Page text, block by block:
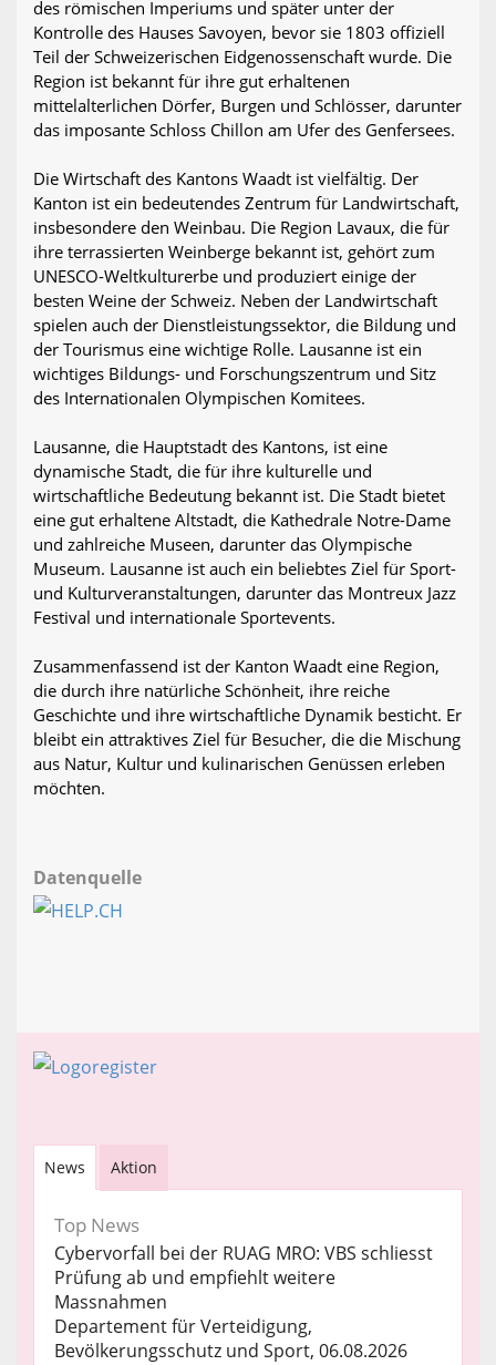
des römischen Imperiums und später unter der
Kontrolle des Hauses Savoyen, bevor sie 1803 offiziell
Teil der Schweizerischen Eidgenossenschaft wurde. Die
Region ist bekannt für ihre gut erhaltenen
mittelalterlichen Dörfer, Burgen und Schlösser, darunter
das imposante Schloss Chillon am Ufer des Genfersees.
Die Wirtschaft des Kantons Waadt ist vielfältig. Der
Kanton ist ein bedeutendes Zentrum für Landwirtschaft,
insbesondere den Weinbau. Die Region Lavaux, die für
ihre terrassierten Weinberge bekannt ist, gehört zum
UNESCO-Weltkulturerbe und produziert einige der
besten Weine der Schweiz. Neben der Landwirtschaft
spielen auch der Dienstleistungssektor, die Bildung und
der Tourismus eine wichtige Rolle. Lausanne ist ein
wichtiges Bildungs- und Forschungszentrum und Sitz
des Internationalen Olympischen Komitees.
Lausanne, die Hauptstadt des Kantons, ist eine
dynamische Stadt, die für ihre kulturelle und
wirtschaftliche Bedeutung bekannt ist. Die Stadt bietet
eine gut erhaltene Altstadt, die Kathedrale Notre-Dame
und zahlreiche Museen, darunter das Olympische
Museum. Lausanne ist auch ein beliebtes Ziel für Sport-
und Kulturveranstaltungen, darunter das Montreux Jazz
Festival und internationale Sportevents.
Zusammenfassend ist der Kanton Waadt eine Region,
die durch ihre natürliche Schönheit, ihre reiche
Geschichte und ihre wirtschaftliche Dynamik besticht. Er
bleibt ein attraktives Ziel für Besucher, die die Mischung
aus Natur, Kultur und kulinarischen Genüssen erleben
möchten.
Datenquelle
News Aktion
Top News
Cybervorfall bei der RUAG MRO: VBS schliesst
Prüfung ab und empfiehlt weitere
Massnahmen
Departement für Verteidigung,
Bevölkerungsschutz und Sport, 06.08.2026